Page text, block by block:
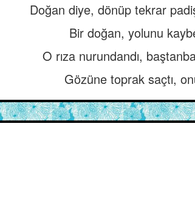
Doğan diye, dönüp tekrar
Bir doğan, yolunu
O rıza nurundandı,
Gözüne toprak saçtı,